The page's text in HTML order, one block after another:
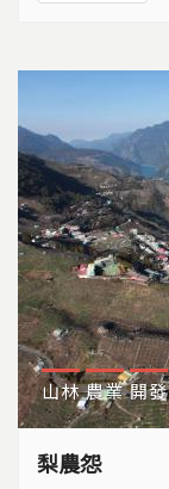
山林 農業 開發
梨農怨